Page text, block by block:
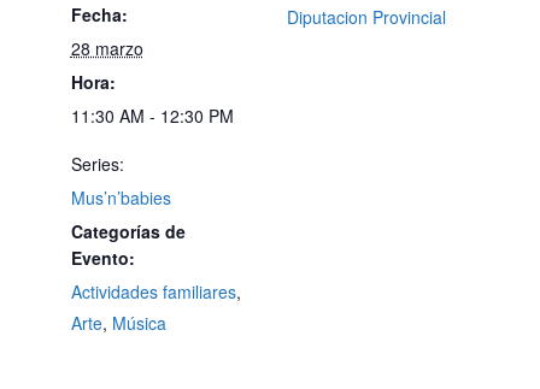
Fecha:
28 marzo
Hora:
11:30 AM - 12:30 PM
Series:
Mus’n’babies
Categorías de
Evento:
Actividades familiares,
Arte, Música
Diputacion Provincial